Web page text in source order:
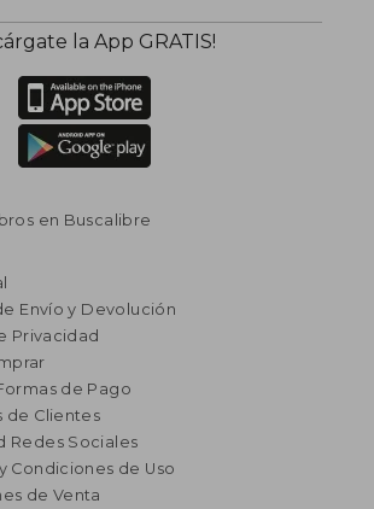
la App GRATIS!
en Buscalibre
Envío y Devolución
Privacidad
de Pago
de Clientes
Redes Sociales
Condiciones de Uso
de Venta